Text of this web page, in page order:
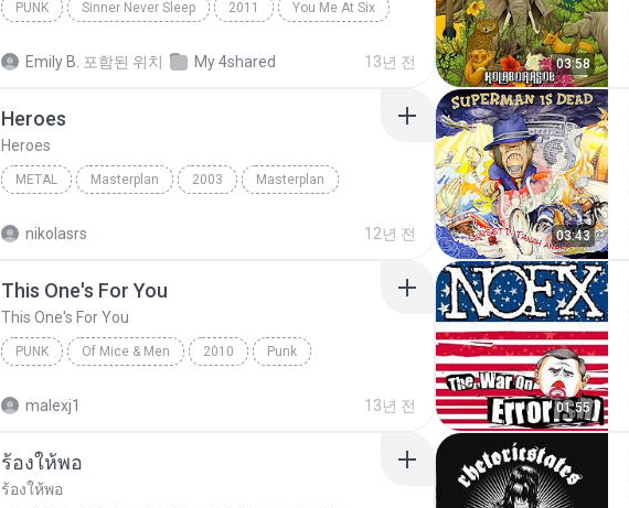
PUNK Sinner Never Sleep 2011 You Me At Six
Emily B. 포함된 위치 My 4shared 13년 전 03:58
Heroes
Heroes
METAL Masterplan 2003 Masterplan
nikolasrs 12년 전 03:43
This One's For You
This One's For You
PUNK Of Mice & Men 2010 Punk
malexj1 13년 전 01:55
ร้องให้พอ
ร้องให้พอ